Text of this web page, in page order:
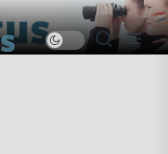
Új
Aspektus